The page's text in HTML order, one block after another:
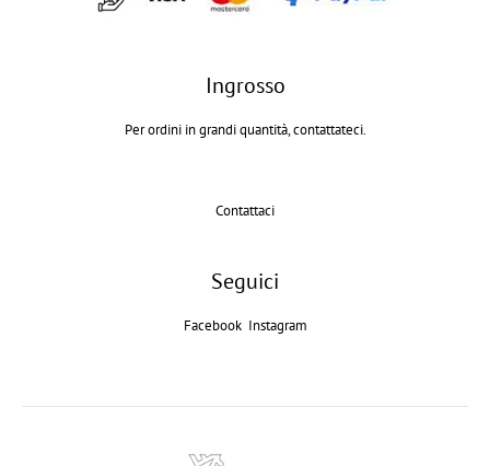
Ingrosso
Per ordini in grandi quantità, contattateci.
Contattaci
Seguici
Facebook Instagram